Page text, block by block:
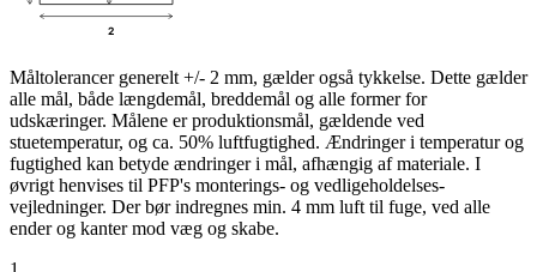
2
Måltolerancer generelt +/- 2 mm, gælder også tykkelse. Dette gælder
alle mål, både længdemål, breddemål og alle former for
udskæringer. Målene er produktionsmål, gældende ved
stuetemperatur, og ca. 50% luftfugtighed. Ændringer i temperatur og
fugtighed kan betyde ændringer i mål, afhængig af materiale. I
øvrigt henvises til PFP's monterings- og vedligeholdelses-
vejledninger. Der bør indregnes min. 4 mm luft til fuge, ved alle
ender og kanter mod væg og skabe.